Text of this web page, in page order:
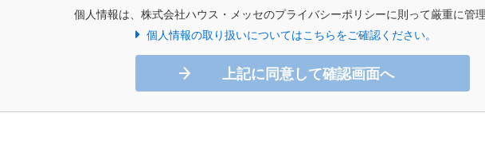
個人情報は、株式会社ハウス・メッセのプライバシーポリシーに則って厳重に管理
個人情報の取り扱いについてはこちらをご確認ください。
上記に同意して確認画面へ